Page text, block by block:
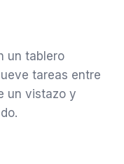
un tablero
tareas entre
un vistazo y